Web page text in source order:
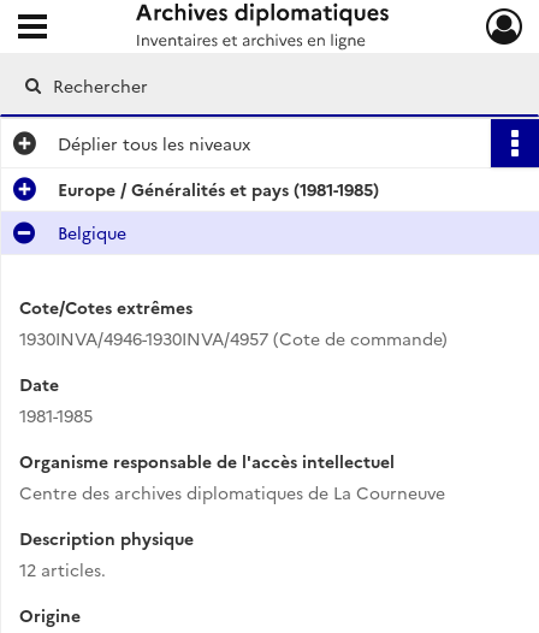
Archives diplomatiques
Ouvrir le menu déroulant
Déplier tous les niveaux
Europe / Généralités et pays (1981-1985)
Belgique
Cote/Cotes extrêmes
1930INVA/4946-1930INVA/4957 (Cote de commande)
Date
1981-1985
Organisme responsable de l'accès intellectuel
Centre des archives diplomatiques de La Courneuve
Description physique
12 articles.
Origine